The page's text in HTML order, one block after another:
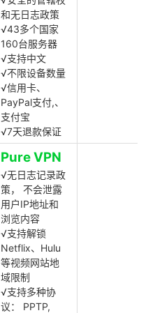
和无日志政策
√43多个国家
160台服务器
√支持中文
√不限设备数量
√信用卡、
PayPal支付,、
支付宝
√7天退款保证
Pure VPN
√无日志记录政
策， 不会泄露
用户IP地址和
浏览内容
√支持解锁
Netflix、Hulu
等视频网站地
域限制
√支持多种协
议： PPTP,